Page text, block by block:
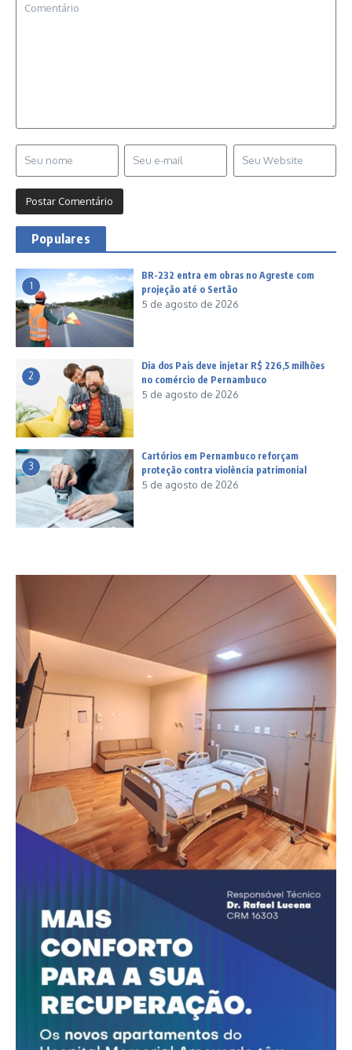
Populares
1
BR-232 entra em obras no Agreste com
projeção até o Sertão
5 de agosto de 2026
2
Dia dos Pais deve injetar R$ 226,5 milhões
no comércio de Pernambuco
5 de agosto de 2026
3
Cartórios em Pernambuco reforçam
proteção contra violência patrimonial
5 de agosto de 2026